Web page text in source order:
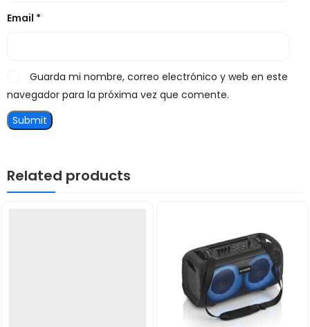
Email *
Guarda mi nombre, correo electrónico y web en este
navegador para la próxima vez que comente.
Related products